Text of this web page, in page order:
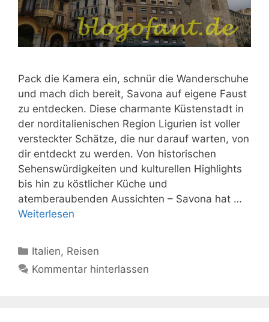
Pack die Kamera ein, schnür die Wanderschuhe
und mach dich bereit, Savona auf eigene Faust
zu entdecken. Diese charmante Küstenstadt in
der norditalienischen Region Ligurien ist voller
versteckter Schätze, die nur darauf warten, von
dir entdeckt zu werden. Von historischen
Sehenswürdigkeiten und kulturellen Highlights
bis hin zu köstlicher Küche und
atemberaubenden Aussichten – Savona hat …
Weiterlesen
Kategorien
Italien, Reisen
Kommentar hinterlassen